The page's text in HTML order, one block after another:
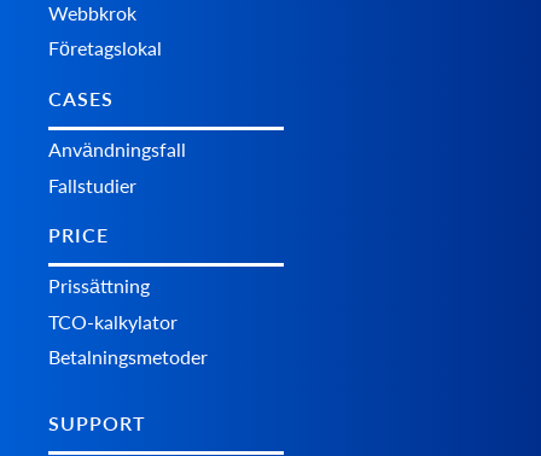
Webbkrok
Företagslokal
CASES
Användningsfall
Fallstudier
PRICE
Prissättning
TCO-kalkylator
Betalningsmetoder
SUPPORT